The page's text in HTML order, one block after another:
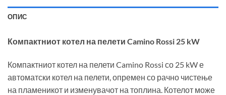
ОПИС
Компактниот котел на пелети Camino Rossi 25 kW
Компактниот котел на пелети Camino Rossi со 25 kW е
автоматски котел на пелети, опремен со рачно чистење
на пламеникот и изменувачот на топлина. Котелот може